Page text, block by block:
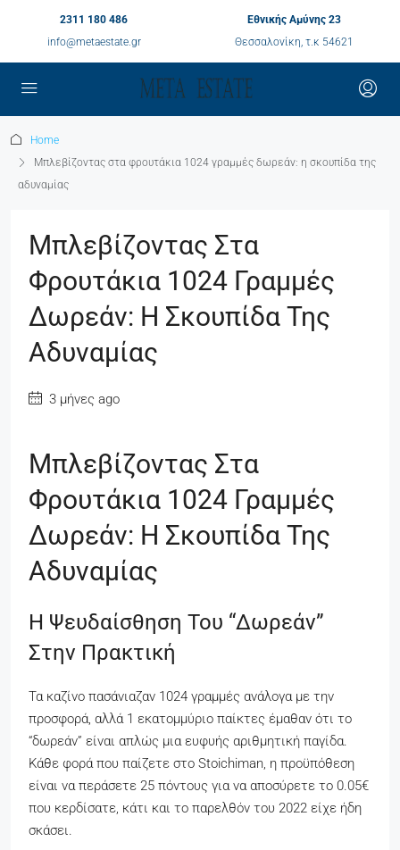
2311 180 486
info@metaestate.gr
Εθνικής Αμύνης 23
Θεσσαλονίκη, τ.κ 54621
Home
Μπλεβίζοντας στα φρουτάκια 1024 γραμμές δωρεάν: η σκουπίδα της
αδυναμίας
Μπλεβίζοντας Στα
Φρουτάκια 1024 Γραμμές
Δωρεάν: Η Σκουπίδα Της
Αδυναμίας
3 μήνες ago
Μπλεβίζοντας Στα
Φρουτάκια 1024 Γραμμές
Δωρεάν: Η Σκουπίδα Της
Αδυναμίας
Η Ψευδαίσθηση Του “δωρεάν”
Στην Πρακτική
Τα καζίνο πασάνιαζαν 1024 γραμμές ανάλογα με την
προσφορά, αλλά 1 εκατομμύριο παίκτες έμαθαν ότι το
“δωρεάν” είναι απλώς μια ευφυής αριθμητική παγίδα.
Κάθε φορά που παίζετε στο Stoichiman, η προϋπόθεση
είναι να περάσετε 25 πόντους για να αποσύρετε το 0.05€
που κερδίσατε, κάτι και το παρελθόν του 2022 είχε ήδη
σκάσει.